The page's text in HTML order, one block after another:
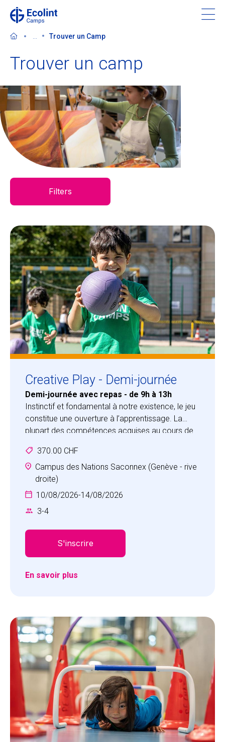
content
À propos de nos camps
Contactez-nous
Trouver un camp
Centre des arts
Institute
Contact
Panier
FR
Trouver un Camp
Trouver un camp
Filters
Creative Play - Demi-journée
Demi-journée avec repas - de 9h à 13h
Instinctif et fondamental à notre existence, le jeu
constitue une ouverture à l’apprentissage. La
plupart des compétences acquises au cours de
jeu. Creative Play offre un environnement
motivant dans lequel les enfants auront
l’occasion d’apprendre à travers des activités
amusantes et stimulantes.
370.00 CHF
Campus des Nations Saconnex (Genève - rive
droite)
10/08/2026-14/08/2026
3-4
S'inscrire
En savoir plus